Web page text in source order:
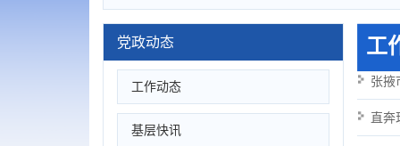
党政动态
工作动态
基层快讯
工
张掖
直奔